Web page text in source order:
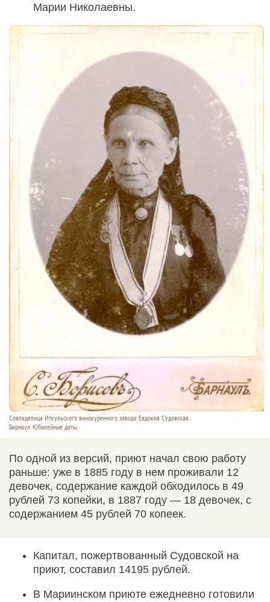
Марии Николаевны.
Совладелица Иткульского винокуренного завода Евдокия Судовская.
Барнаул. Юбилейные даты.
По одной из версий, приют начал свою работу
раньше: уже в 1885 году в нем проживали 12
девочек, содержание каждой обходилось в 49
рублей 73 копейки, в 1887 году — 18 девочек, с
содержанием 45 рублей 70 копеек.
Капитал, пожертвованный Судовской на
приют, составил 14195 рублей.
В Мариинском приюте ежедневно готовили